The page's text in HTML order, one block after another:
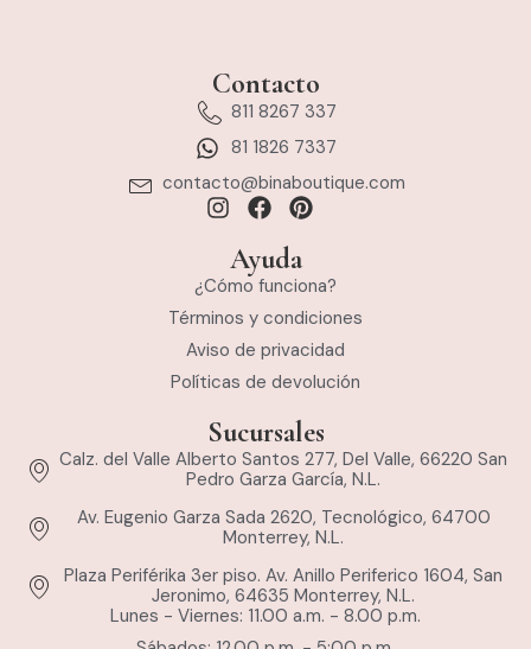
Contacto
811 8267 337
81 1826 7337
contacto@binaboutique.com
Ayuda
¿Cómo funciona?
Términos y condiciones
Aviso de privacidad
Políticas de devolución
Sucursales
Calz. del Valle Alberto Santos 277, Del Valle, 66220 San
Pedro Garza García, N.L.
Av. Eugenio Garza Sada 2620, Tecnológico, 64700
Monterrey, N.L.
Plaza Periférika 3er piso. Av. Anillo Periferico 1604, San
Jeronimo, 64635 Monterrey, N.L.
Lunes - Viernes: 11.00 a.m. - 8.00 p.m.